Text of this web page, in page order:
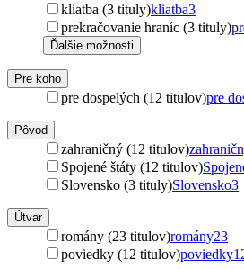
kliatba (3 tituly)kliatba3
prekračovanie hraníc (3 tituly)
Ďalšie možnosti
Pre koho
pre dospelých (12 titulov)pre
Pôvod
zahraničný (12 titulov)
Spojené štáty (12 titulov)
Slovensko (3 tituly)Slovensko3
Útvar
romány (23 titulov)romány23
poviedky (12 titulov)poviedky